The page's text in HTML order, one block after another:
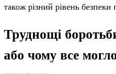
також різний рівень безпеки
Труднощі
або чому все